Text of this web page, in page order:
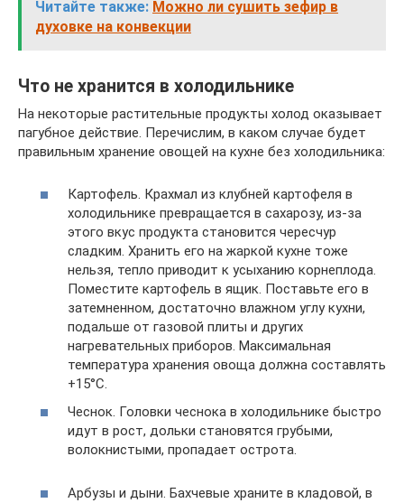
Читайте также: Можно ли сушить зефир в
духовке на конвекции
Что не хранится в холодильнике
На некоторые растительные продукты холод оказывает
пагубное действие. Перечислим, в каком случае будет
правильным хранение овощей на кухне без холодильника:
Картофель. Крахмал из клубней картофеля в
холодильнике превращается в сахарозу, из-за
этого вкус продукта становится чересчур
сладким. Хранить его на жаркой кухне тоже
нельзя, тепло приводит к усыханию корнеплода.
Поместите картофель в ящик. Поставьте его в
затемненном, достаточно влажном углу кухни,
подальше от газовой плиты и других
нагревательных приборов. Максимальная
температура хранения овоща должна составлять
+15°С.
Чеснок. Головки чеснока в холодильнике быстро
идут в рост, дольки становятся грубыми,
волокнистыми, пропадает острота.
Арбузы и дыни. Бахчевые храните в кладовой, в